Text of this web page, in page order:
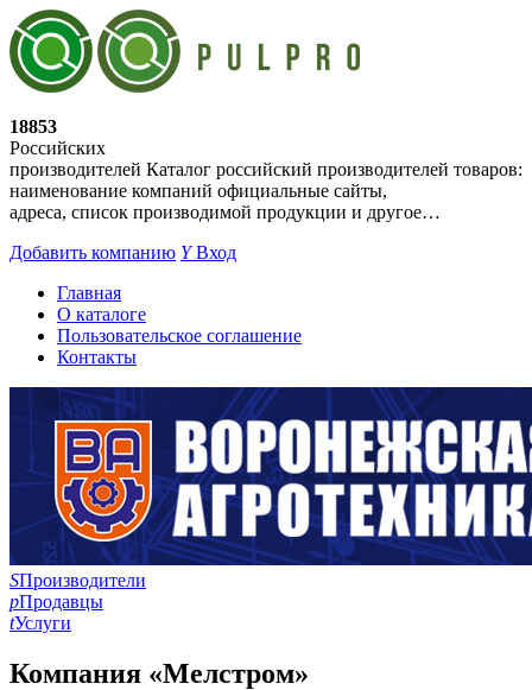
18853
Российских
производителей Каталог российский производителей товаров:
наименование компаний официальные сайты,
адреса, список производимой продукции и другое…
Добавить компанию YВход
Главная
О каталоге
Пользовательское соглашение
Контакты
SПроизводители
pПродавцы
tУслуги
Компания «Мелстром»